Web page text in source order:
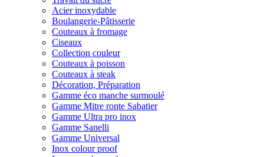
Acier inoxydable
Boulangerie-Pâtisserie
Couteaux à fromage
Ciseaux
Collection couleur
Couteaux à poisson
Couteaux à steak
Décoration, Préparation
Gamme éco manche surmoulé
Gamme Mitre ronte Sabatier
Gamme Ultra pro inox
Gamme Sanelli
Gamme Universal
Inox colour proof